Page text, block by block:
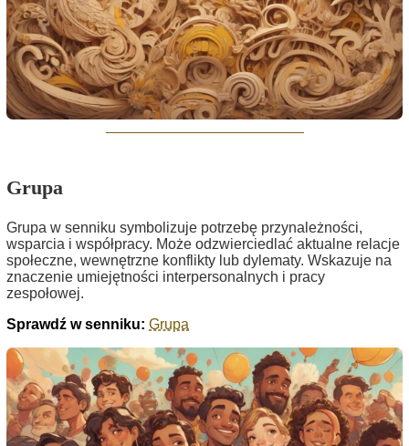
Grupa
Grupa w senniku symbolizuje potrzebę przynależności,
wsparcia i współpracy. Może odzwierciedlać aktualne relacje
społeczne, wewnętrzne konflikty lub dylematy. Wskazuje na
znaczenie umiejętności interpersonalnych i pracy
zespołowej.
Sprawdź w senniku: Grupa